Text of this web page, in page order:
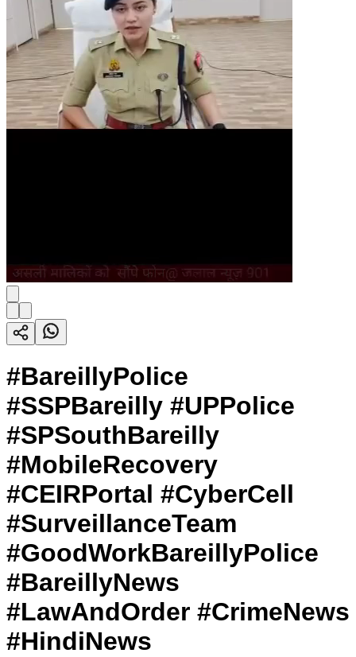
#BareillyPolice
#SSPBareilly #UPPolice
#SPSouthBareilly
#MobileRecovery
#CEIRPortal #CyberCell
#SurveillanceTeam
#GoodWorkBareillyPolice
#BareillyNews
#LawAndOrder #CrimeNews
#HindiNews